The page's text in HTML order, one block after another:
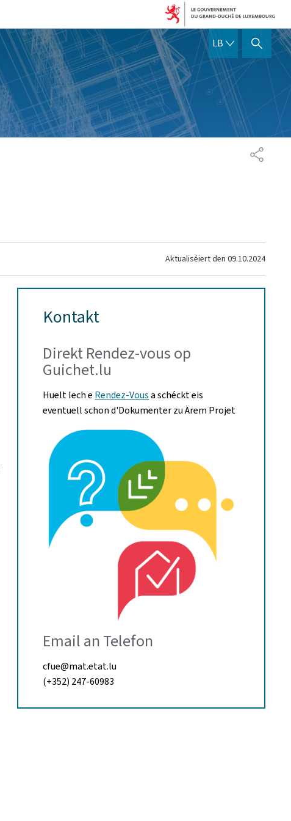
LB SHOW HIDE SEARCH
Aktualiséiert den 09.10.2024
Kontakt
Direkt Rendez-vous op
Guichet.lu
Huelt Iech e Rendez-Vousa schéckt eis
eventuell schon d'Dokumenter zu Ärem Projet
Email an Telefon
cfue@mat.etat.lu
(+352) 247-60983